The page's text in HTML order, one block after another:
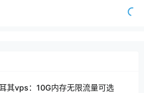
其vps：10G内存无限流量可选